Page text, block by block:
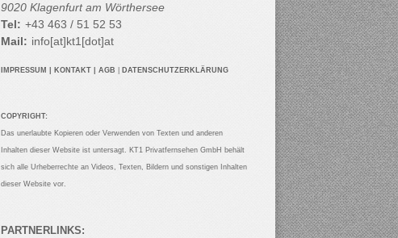
9020 Klagenfurt am Wörthersee
Tel: +43 463 / 51 52 53
Mail: info[at]kt1[dot]at
IMPRESSUM KONTAKT AGB DATENSCHUTZERKLÄRUNG
COPYRIGHT:
Das unerlaubte Kopieren oder Verwenden von Texten und anderen
Inhalten dieser Website ist untersagt. KT1 Privatfernsehen GmbH behält
sich alle Urheberrechte an Videos, Texten, Bildern und sonstigen Inhalten
dieser Website vor.
PARTNERLINKS: